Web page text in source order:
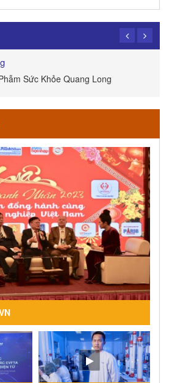
Dịch vụ Cuộc Sống Hạnh Phúc
:
APEC (HỘI AN)